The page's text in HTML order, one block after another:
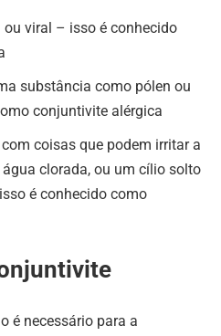
viral – isso é conhecido
substância como pólen ou
conjuntivite alérgica
coisas que podem irritar a
clorada, ou um cílio solto
é conhecido como
é necessário para a